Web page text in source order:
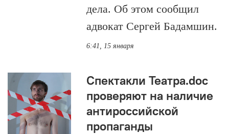
дела. Об этом сообщил
адвокат Сергей Бадамшин.
6:41, 15 января
Спектакли Театра.doc
проверяют на наличие
антироссийской
пропаганды